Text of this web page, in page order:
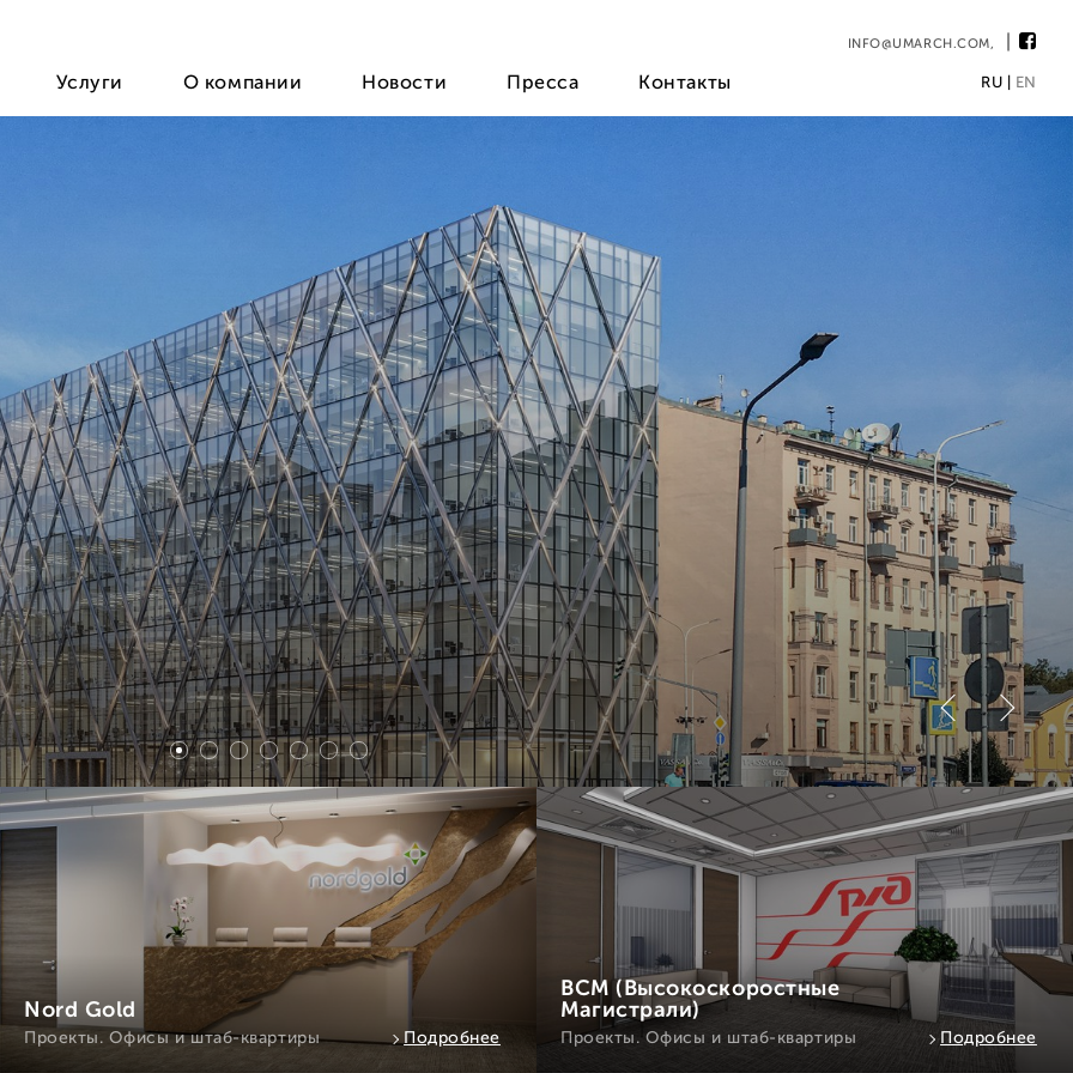
INFO@UMARCH.COM,
Услуги О компании Новости Пресса Контакты RU EN
Nord Gold
Проекты. Офисы и штаб-квартиры Подробнее
ВСМ (Высокоскоростные
Магистрали)
Проекты. Офисы и штаб-квартиры Подробнее